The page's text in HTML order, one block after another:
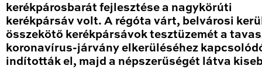
kerékpárosbarát fejlesztése a nagykörúti
kerékpársáv volt. A régóta várt, belvárosi
összekötő kerékpársávok tesztüzemét a
koronavírus-járvány elkerüléséhez
indították el, majd a népszerűségét látva